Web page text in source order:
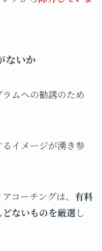
ないか
ムへの勧誘のため
イメージが湧き参
コーチングは、 有料
ないものを厳選し